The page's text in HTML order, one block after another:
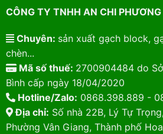
CÔNG TY TNHH AN CHI PHƯƠNG
Chuyên: sản xuất gạch block,
chèn...
Mã số thuế: 2700904484 do
Bình cấp ngày 18/04/2020
Hotline/Zalo: 0868.398.889 -
Địa chỉ: Số nhà 22B, Lý Tự
Phường Vân Giang, Thành phố